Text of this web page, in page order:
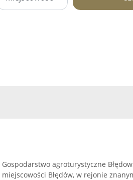
Gospodarstwo agroturystyczne
miejscowości Błędów, w rejonie